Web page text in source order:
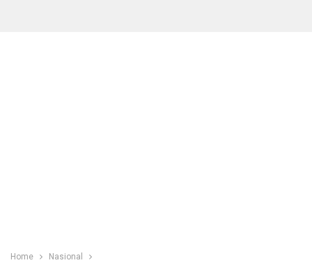
Home Nasional